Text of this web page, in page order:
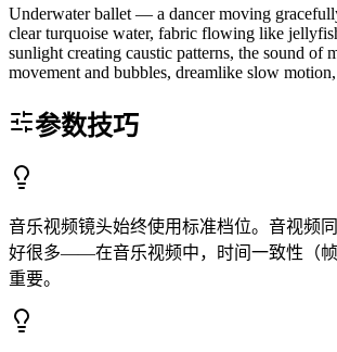
Underwater ballet — a dancer moving
clear turquoise water, fabric flowing like
sunlight creating caustic patterns, the sound of
movement and bubbles, dreamlike slow
参数技巧
音乐视频镜头始终使用标准档位。音视频
好很多——在音乐视频中，时间一致性（
重要。